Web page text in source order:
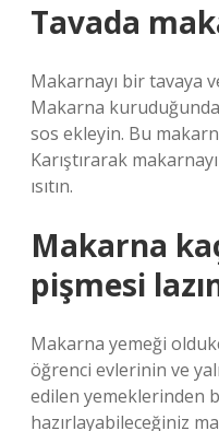
Tavada
Makarnayı bir tavaya
Makarna
sos ekleyin. Bu
Karıştırarak
ısıtın.
Makarna
pişmesi
Makarna yemeği
öğrenci evlerinin ve
edilen yemeklerinden
hazırlayabileceğiniz